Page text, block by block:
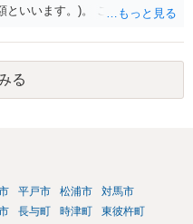
いいます。)。 この書式にサ
そうです。
る
平戸市 松浦市
対馬市
長与町 時津町
東彼杵町